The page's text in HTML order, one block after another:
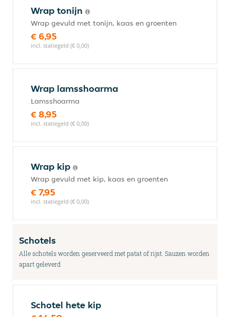
Wrap tonijn
Wrap gevuld met tonijn, kaas en groenten
€ 6,95
incl. statiegeld (€ 0,00)
Wrap lamsshoarma
Lamsshoarma
€ 8,95
incl. statiegeld (€ 0,00)
Wrap kip
Wrap gevuld met kip, kaas en groenten
€ 7,95
incl. statiegeld (€ 0,00)
Schotels
Alle schotels worden geserveerd met patat of rijst. Sauzen worden
apart geleverd
Schotel hete kip